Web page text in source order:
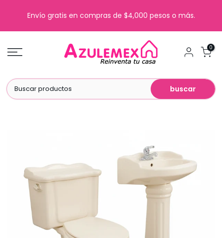
contenido
Envío gratis en compras de $4,000 pesos o más.
0
buscar